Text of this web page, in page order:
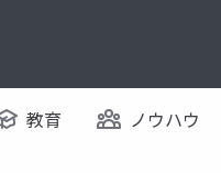
教育 ノウハウ